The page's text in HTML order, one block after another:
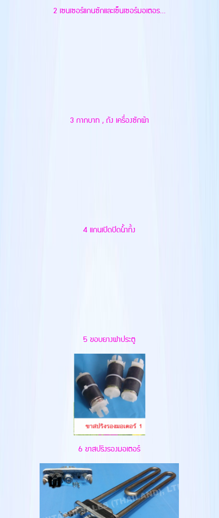
2 เซนเซอร์แกนซักและเซ็นเซอร์มอเตอร...
3 กากบาท , ถัง เครื่องซักผ้า
4 แกนเปิดปิดน้ำทิ้ง
5 ขอบยางฝาประตู
6 ขาสปริงรองมอเตอร์